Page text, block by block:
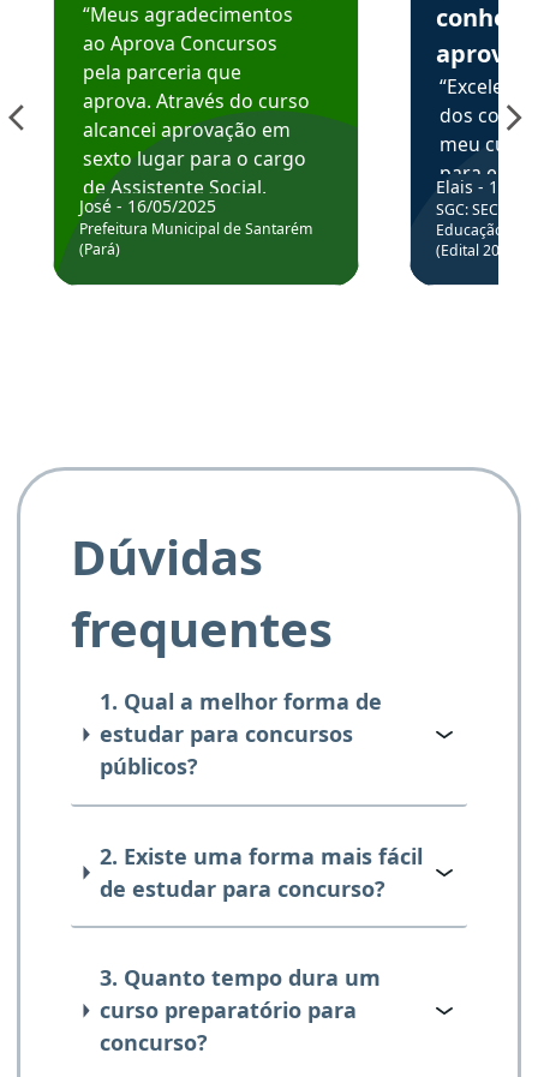
“Meus agradecimentos
ao Aprova Concursos
pela parceria que
aprova. Através do curso
alcancei aprovação em
sexto lugar para o cargo
de Assistente Social.
Hoje estou atuando na
Prefeitura de Santarém.
José - 16/05/2025
Prefeitura Municipal de Santarém
(Pará)
aprova
dos
meu
para
colocar
através
de
Elais - 15/
SGC: SEC BA
Educação
(Edital
Dúvidas
frequentes
1. Qual a melhor forma de
estudar para concursos
públicos?
2. Existe uma forma mais fácil
de estudar para concurso?
3. Quanto tempo dura um
curso preparatório para
concurso?